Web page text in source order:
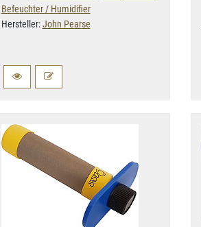
Befeuchter / Humidifier
Hersteller:John Pearse